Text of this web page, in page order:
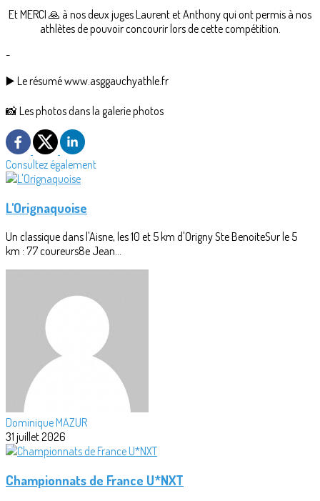
Et MERCI 🙏 à nos deux juges Laurent et Anthony qui ont permis à nos
athlètes de pouvoir concourir lors de cette compétition.
-
▶️ Le résumé www.asggauchyathle.fr
📸 Les photos dans la galerie photos
Consultez également
L'Orignaquoise
Un classique dans l'Aisne, les 10 et 5 km d'Origny Ste BenoiteSur le 5
km : 77 coureurs8e Jean...
Dominique MAZUR
31 juillet 2026
Championnats de France U*NXT